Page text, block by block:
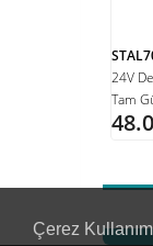
24V
Tam
Çerez